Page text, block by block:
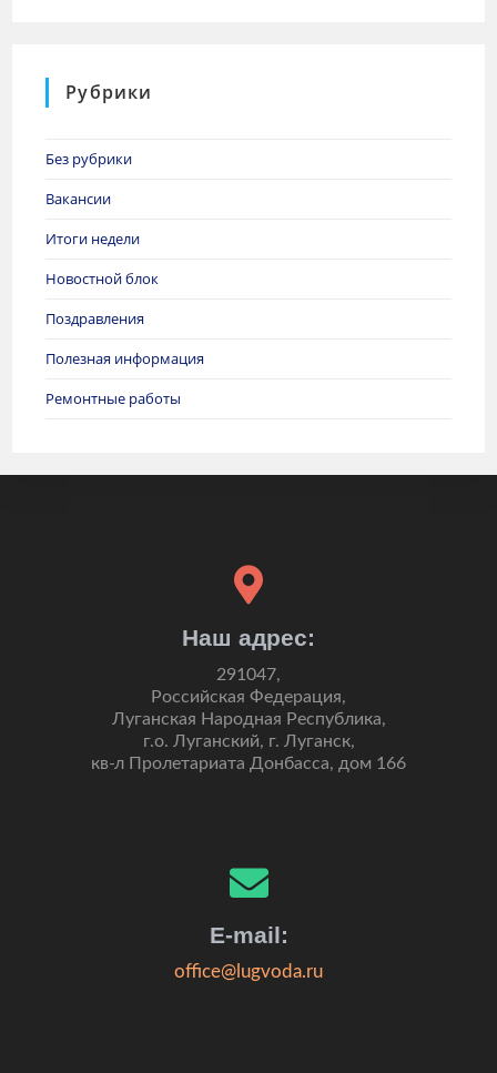
Рубрики
Без рубрики
Вакансии
Итоги недели
Новостной блок
Поздравления
Полезная информация
Ремонтные работы
Наш адрес:
291047,
Российская Федерация,
Луганская Народная Республика,
г.о. Луганский, г. Луганск,
кв-л Пролетариата Донбасса, дом 166
E-mail:
office@lugvoda.ru